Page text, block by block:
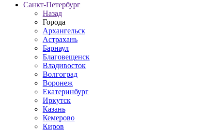
Санкт-Петербург
Назад
Города
Архангельск
Астрахань
Барнаул
Благовещенск
Владивосток
Волгоград
Воронеж
Екатеринбург
Иркутск
Казань
Кемерово
Киров